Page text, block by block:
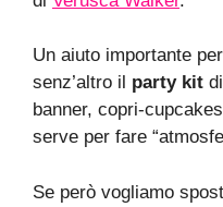
Un aiuto importante
senz’altro il party kit di
banner, copri-
serve per fare
Se però vogliamo